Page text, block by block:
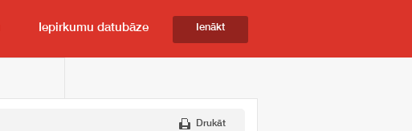
Iepirkumu datubāze Ienākt
Drukāt